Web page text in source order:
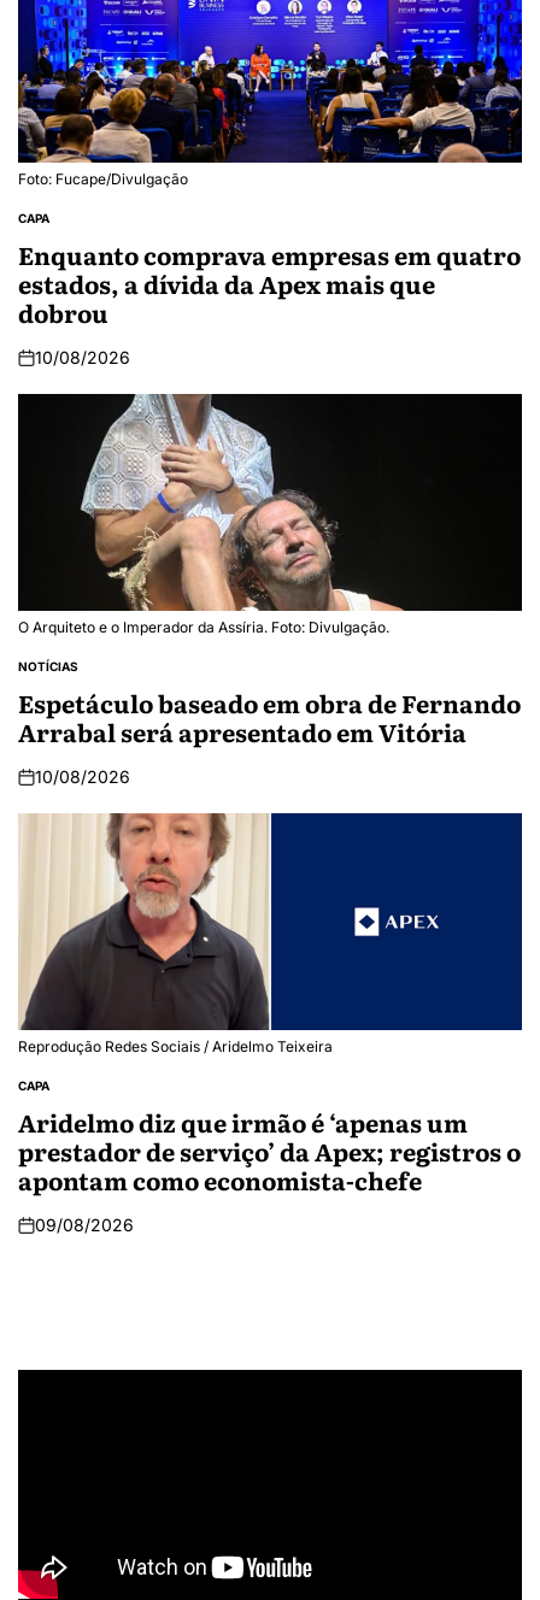
Foto: Fucape/Divulgação
CAPA
Enquanto comprava empresas em quatro
estados, a dívida da Apex mais que
dobrou
10/08/2026
O Arquiteto e o Imperador da Assíria. Foto: Divulgação.
NOTÍCIAS
Espetáculo baseado em obra de Fernando
Arrabal será apresentado em Vitória
10/08/2026
Reprodução Redes Sociais / Aridelmo Teixeira
CAPA
Aridelmo diz que irmão é ‘apenas um
prestador de serviço’ da Apex; registros o
apontam como economista-chefe
09/08/2026